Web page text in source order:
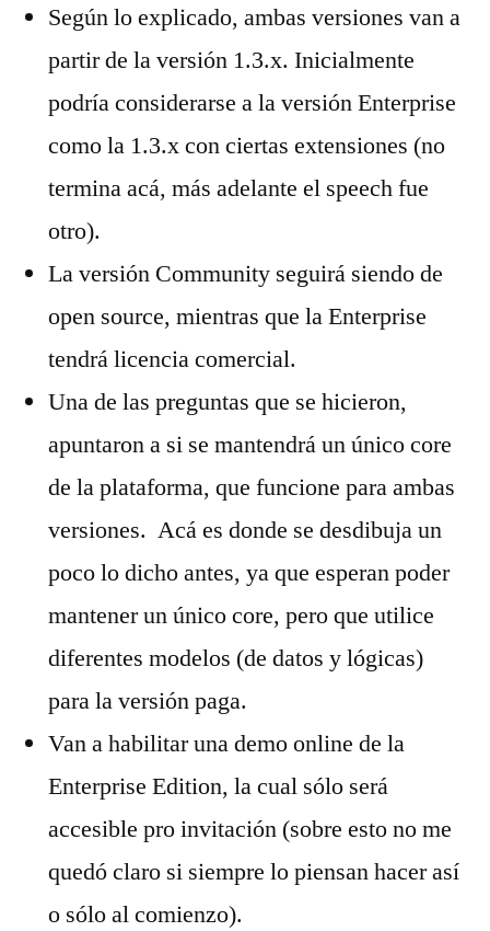
Según lo explicado, ambas versiones van a
partir de la versión 1.3.x. Inicialmente
podría considerarse a la versión Enterprise
como la 1.3.x con ciertas extensiones (no
termina acá, más adelante el speech fue
otro).
La versión Community seguirá siendo de
open source, mientras que la Enterprise
tendrá licencia comercial.
Una de las preguntas que se hicieron,
apuntaron a si se mantendrá un único core
de la plataforma, que funcione para ambas
versiones. Acá es donde se desdibuja un
poco lo dicho antes, ya que esperan poder
mantener un único core, pero que utilice
diferentes modelos (de datos y lógicas)
para la versión paga.
Van a habilitar una demo online de la
Enterprise Edition, la cual sólo será
accesible pro invitación (sobre esto no me
quedó claro si siempre lo piensan hacer así
o sólo al comienzo).